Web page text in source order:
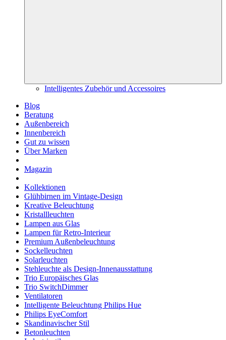
Intelligentes Zubehör und Accessoires
Blog
Beratung
Außenbereich
Innenbereich
Gut zu wissen
Über Marken
Magazin
Kollektionen
Glühbirnen im Vintage-Design
Kreative Beleuchtung
Kristallleuchten
Lampen aus Glas
Lampen für Retro-Interieur
Premium Außenbeleuchtung
Sockelleuchten
Solarleuchten
Stehleuchte als Design-Innenausstattung
Trio Europäisches Glas
Trio SwitchDimmer
Ventilatoren
Intelligente Beleuchtung Philips Hue
Philips EyeComfort
Skandinavischer Stil
Betonleuchten